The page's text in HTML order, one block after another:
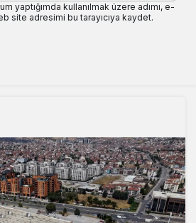
yaptığımda kullanılmak üzere adımı, e-
site adresimi bu tarayıcıya kaydet.